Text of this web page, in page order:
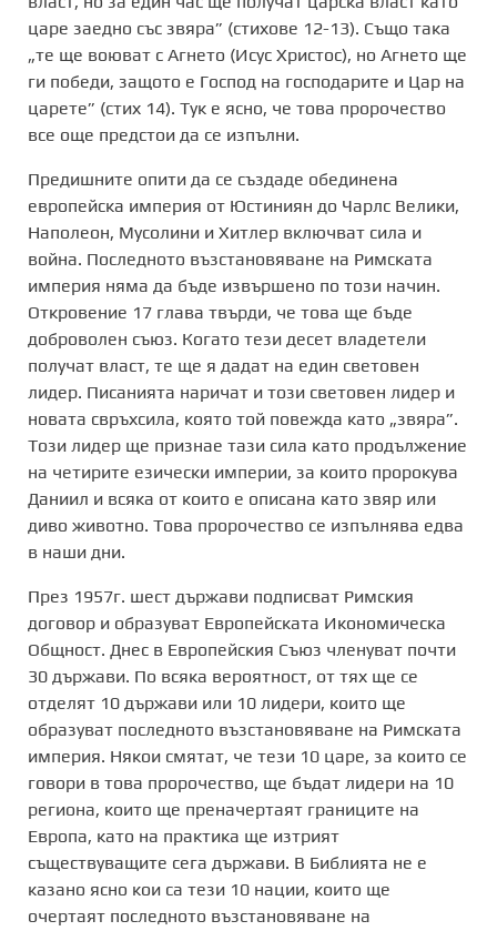
царе заедно със звяра” (стихове 12-13). Също така
„те ще воюват с Агнето (Исус Христос), но Агнето ще
ги победи, защото е Господ на господарите и Цар на
царете” (стих 14). Тук е ясно, че това пророчество
все още предстои да се изпълни.
Предишните опити да се създаде обединена
европейска империя от Юстиниян до Чарлс Велики,
Наполеон, Мусолини и Хитлер включват сила и
война. Последното възстановяване на Римската
империя няма да бъде извършено по този начин.
Откровение 17 глава твърди, че това ще бъде
доброволен съюз. Когато тези десет владетели
получат власт, те ще я дадат на един световен
лидер. Писанията наричат и този световен лидер и
новата свръхсила, която той повежда като „звяра”.
Този лидер ще признае тази сила като продължение
на четирите езически империи, за които пророкува
Даниил и всяка от които е описана като звяр или
диво животно. Това пророчество се изпълнява едва
в наши дни.
През 1957г. шест държави подписват Римския
договор и образуват Европейската Икономическа
Общност. Днес в Европейския Съюз членуват почти
30 държави. По всяка вероятност, от тях ще се
отделят 10 държави или 10 лидери, които ще
образуват последното възстановяване на Римската
империя. Някои смятат, че тези 10 царе, за които се
говори в това пророчество, ще бъдат лидери на 10
региона, които ще преначертаят границите на
Европа, като на практика ще изтрият
съществуващите сега държави. В Библията не е
казано ясно кои са тези 10 нации, които ще
очертаят последното възстановяване на